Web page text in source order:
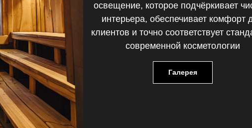
освещение, которое подчёркивает
интерьера, обеспечивает комфорт
клиентов и точно соответствует
современной косметологии
Галерея